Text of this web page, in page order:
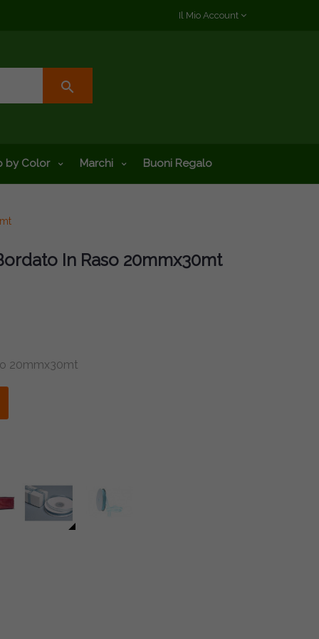
Il Mio Account
search
by Color Marchi Buoni Regalo
In Raso 20mmx30mt
20mmx30mt